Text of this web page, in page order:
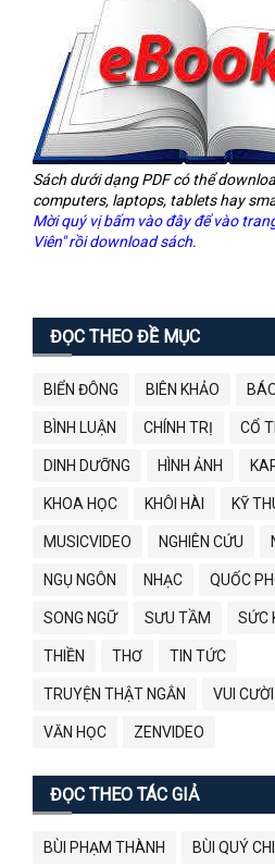
Sách dưới dạng PDF có thể
computers, laptops, tablets hay
Mời quý vị bấm vào đây để vào
Viên" rồi download sách.
ĐỌC THEO ĐỀ MỤC
BIỂN ĐÔNG BIÊN KHẢO
BÌNH LUẬN CHÍNH TRỊ CỔ
DINH DƯỠNG HÌNH ẢNH
KHOA HỌC KHÔI HÀI KỸ
MUSICVIDEO NGHIÊN CỨU
NGỤ NGÔN NHẠC QUỐC
SONG NGỮ SƯU TẦM SỨC
THIỀN THƠ TIN TỨC
TRUYỆN THẬT NGẮN VUI CƯỜI
VĂN HỌC ZENVIDEO
ĐỌC THEO TÁC GIẢ
BÙI PHẠM THÀNH BÙI QUÝ